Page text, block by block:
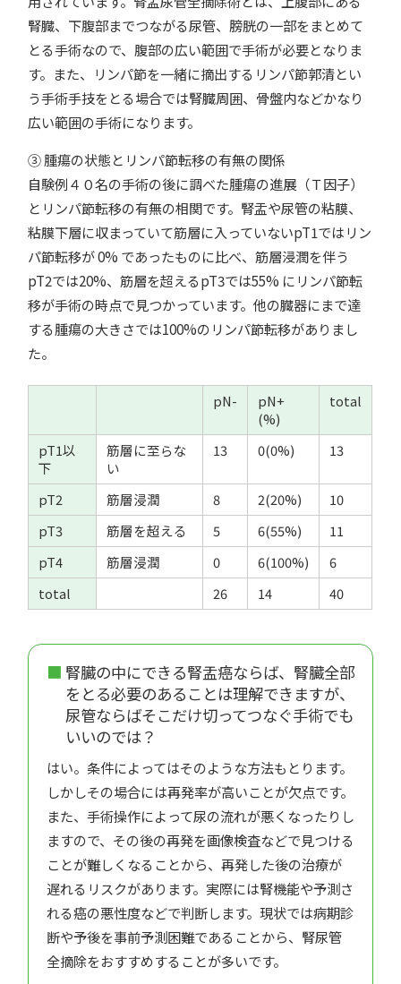
腎臓、下腹部までつながる尿管、膀胱の一部をまとめて
とる手術なので、腹部の広い範囲で手術が必要となりま
す。また、リンパ節を一緒に摘出するリンパ節郭清とい
う手術手技をとる場合では腎臓周囲、骨盤内などかなり
広い範囲の手術になります。
③ 腫瘍の状態とリンパ節転移の有無の関係
自験例４０名の手術の後に調べた腫瘍の進展（Ｔ因子）
とリンパ節転移の有無の相関です。腎盂や尿管の粘膜、
粘膜下層に収まっていて筋層に入っていないpT1ではリン
パ節転移が 0% であったものに比べ、筋層浸潤を伴う
pT2では20%、筋層を超えるpT3では55% にリンパ節転
移が手術の時点で見つかっています。他の臓器にまで達
する腫瘍の大きさでは100%のリンパ節転移がありまし
た。
pN-
pN+
(%)
total
pT1以
下
筋層に至らな
い
13 0(0%) 13
pT2 筋層浸潤 8 2(20%)
10
pT3
筋層を超える 5 6(55%)
11
pT4
筋層浸潤 0 6(100%)
6
total
26 14 40
腎臓の中にできる腎盂癌ならば、腎臓全部
をとる必要のあることは理解できますが、
尿管ならばそこだけ切ってつなぐ手術でも
いいのでは？
はい。条件によってはそのような方法もとります。
しかしその場合には再発率が高いことが欠点です。
また、手術操作によって尿の流れが悪くなったりし
ますので、その後の再発を画像検査などで見つける
ことが難しくなることから、再発した後の治療が
遅れるリスクがあります。実際には腎機能や予測さ
れる癌の悪性度などで判断します。現状では病期診
断や予後を事前予測困難であることから、腎尿管
全摘除をおすすめすることが多いです。